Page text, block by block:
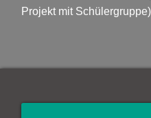
Projekt mit Schülergruppe)